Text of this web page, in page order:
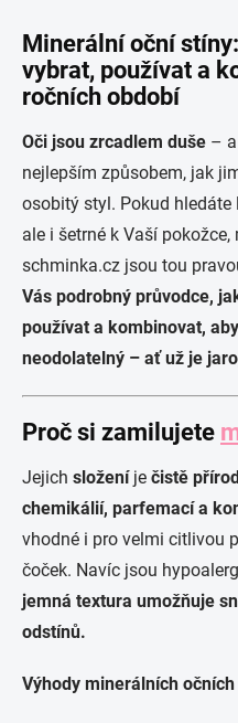
Minerální oční
vybrat, používat a
ročních období
Oči jsou zrcadlem duše – a
nejlepším způsobem, jak
osobitý styl. Pokud hledáte
ale i šetrné k Vaší
schminka.cz jsou tou
Vás podrobný průvodce,
používat a kombinovat,
neodolatelný – ať už je
Proč si zamilujete
Jejich složeníje čistě
chemikálií, parfemací a
vhodné i pro velmi citlivou
čoček. Navíc jsou
jemná textura umožňuje
odstínů.
Výhody minerálních